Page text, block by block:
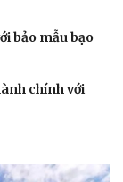
bảo mẫu bạo
chính với